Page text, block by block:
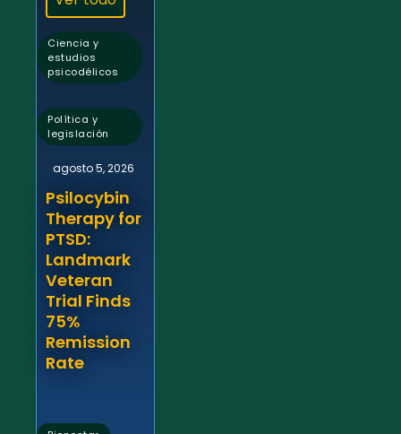
Ciencia y
estudios
psicodélicos
,
Política y
legislación
agosto 5, 2026
Psilocybin
Therapy for
PTSD:
Landmark
Veteran
Trial Finds
75%
Remission
Rate